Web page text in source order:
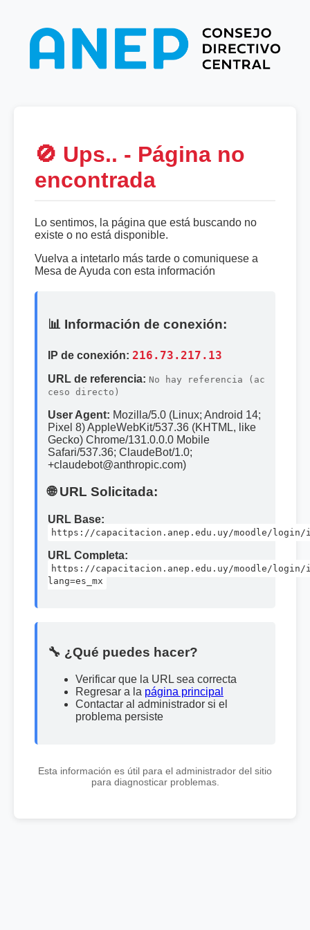
🚫 Ups.. - Página no
encontrada
Lo sentimos, la página que está buscando no
existe o no está disponible.
Vuelva a intetarlo más tarde o comuniquese a
Mesa de Ayuda con esta información
📊 Información de conexión:
IP de conexión: 216.73.217.13
URL de referencia: No hay referencia (ac
ceso directo)
User Agent: Mozilla/5.0 (Linux; Android 14;
Pixel 8) AppleWebKit/537.36 (KHTML, like
Gecko) Chrome/131.0.0.0 Mobile
Safari/537.36; ClaudeBot/1.0;
+claudebot@anthropic.com)
🌐 URL Solicitada:
URL Base:
https://capacitacion.anep.edu.uy/moodle/login/
URL Completa:
https://capacitacion.anep.edu.uy/moodle/login/
lang=es_mx
🔧 ¿Qué puedes hacer?
Verificar que la URL sea correcta
Regresar a la página principal
Contactar al administrador si el
problema persiste
Esta información es útil para el administrador del sitio
para diagnosticar problemas.